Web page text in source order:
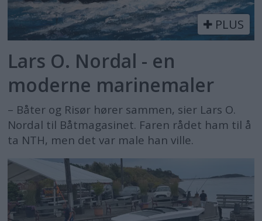
PLUS
Lars O. Nordal - en
moderne marinemaler
– Båter og Risør hører sammen, sier Lars O.
Nordal til Båtmagasinet. Faren rådet ham til å
ta NTH, men det var male han ville.